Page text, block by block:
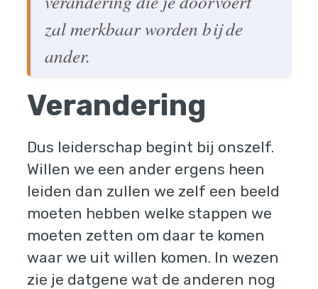
zal merkbaar worden bij de
ander.
Verandering
Dus leiderschap begint bij onszelf.
Willen we een ander ergens heen
leiden dan zullen we zelf een beeld
moeten hebben welke stappen we
moeten zetten om daar te komen
waar we uit willen komen. In wezen
zie je datgene wat de anderen nog